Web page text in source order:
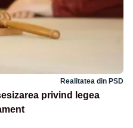
Realitatea din PSD
privind legea